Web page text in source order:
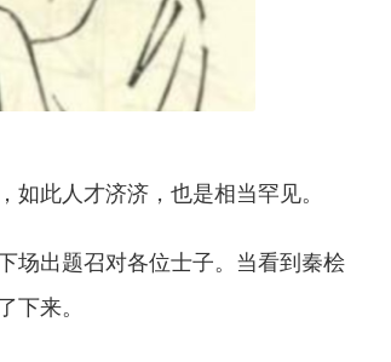
如此人才济济，也是相当罕见。
场出题召对各位士子。当看到秦桧
下来。